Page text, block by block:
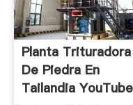
Planta Trituradora
De Piedra En
Tailandia YouTube